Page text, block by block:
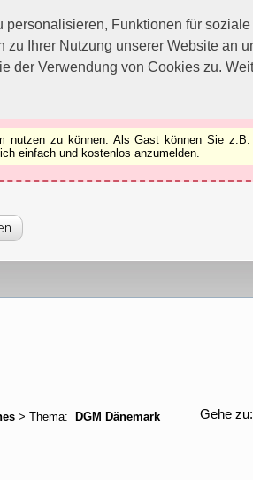
Funktionen für
Ihrer Nutzung unserer Website an
der Verwendung von Cookies zu.
zu können.
nutzen zu können. Als Gast können Sie z.B.
einfach und kostenlos anzumelden.
> Thema: DGM Dänemark Gehe zu: